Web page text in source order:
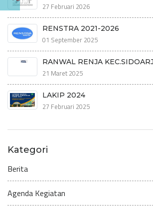
27 Februari 2026
RENSTRA 2021-2026
01 September 2025
RANWAL RENJA
21 Maret 2025
LAKIP 2024
27 Februari 2025
Kategori
Berita
Agenda Kegiatan